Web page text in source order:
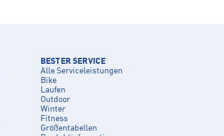
BESTER SERVICE
Alle Serviceleistungen
Bike
Laufen
Outdoor
Winter
Fitness
Größentabellen